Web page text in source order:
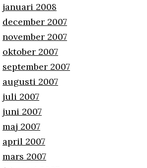
januari 2008
december 2007
november 2007
oktober 2007
september 2007
augusti 2007
juli 2007
juni 2007
maj 2007
april 2007
mars 2007